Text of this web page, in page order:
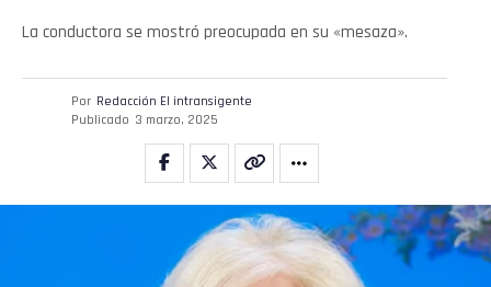
La conductora se mostró preocupada en su «mesaza».
Por Redacción El intransigente
Publicado 3 marzo, 2025